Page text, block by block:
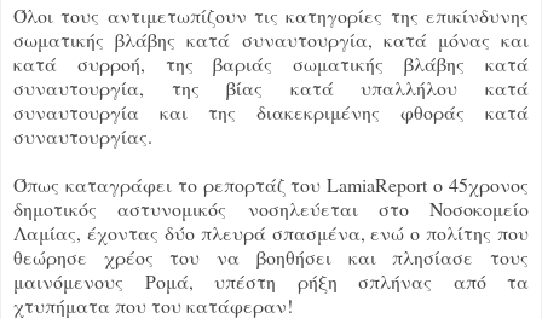
Όλοι τους αντιμετωπίζουν τις κατηγορίες της επικίνδυνης
σωματικής βλάβης κατά συναυτουργία, κατά μόνας και
κατά συρροή, της βαριάς σωματικής βλάβης κατά
συναυτουργία, της βίας κατά υπαλλήλου κατά
συναυτουργία και της διακεκριμένης φθοράς κατά
συναυτουργίας.
Όπως καταγράφει το ρεπορτάζ του LamiaReport ο 45χρονος
δημοτικός αστυνομικός νοσηλεύεται στο Νοσοκομείο
Λαμίας, έχοντας δύο πλευρά σπασμένα, ενώ ο πολίτης που
θεώρησε χρέος του να βοηθήσει και πλησίασε τους
μαινόμενους Ρομά, υπέστη ρήξη σπλήνας από τα
χτυπήματα που του κατάφεραν!